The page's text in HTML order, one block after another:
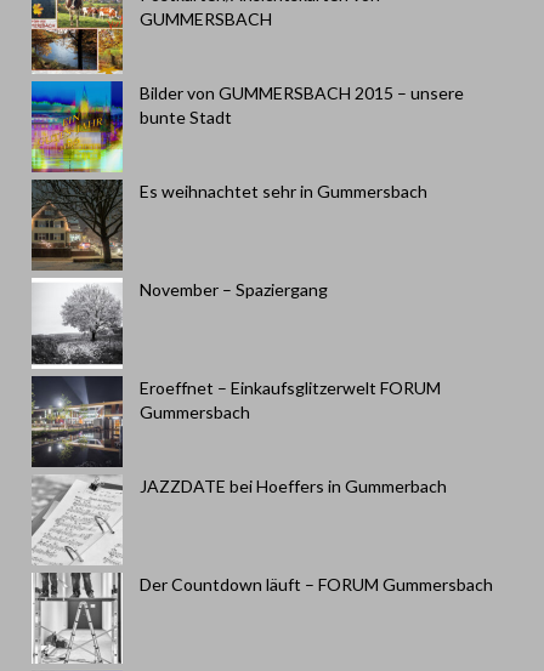
GUMMERSBACH
Bilder von GUMMERSBACH 2015 – unsere
bunte Stadt
Es weihnachtet sehr in Gummersbach
November – Spaziergang
Eroeffnet – Einkaufsglitzerwelt FORUM
Gummersbach
JAZZDATE bei Hoeffers in Gummerbach
Der Countdown läuft – FORUM Gummersbach